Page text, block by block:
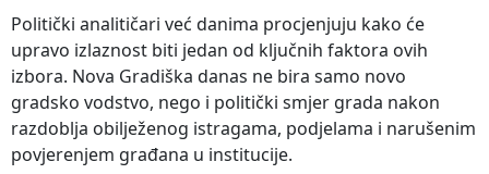
Politički analitičari već danima procjenjuju kako će
upravo izlaznost biti jedan od ključnih faktora ovih
izbora. Nova Gradiška danas ne bira samo novo
gradsko vodstvo, nego i politički smjer grada nakon
razdoblja obilježenog istragama, podjelama i narušenim
povjerenjem građana u institucije.